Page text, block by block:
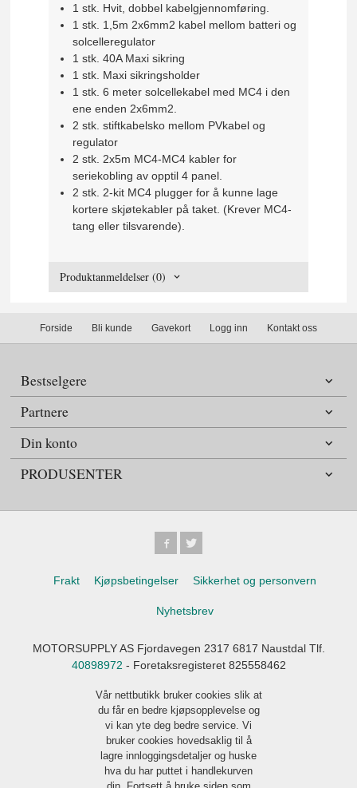
1 stk. Hvit, dobbel kabelgjennomføring.
1 stk. 1,5m 2x6mm2 kabel mellom batteri og
solcelleregulator
1 stk. 40A Maxi sikring
1 stk. Maxi sikringsholder
1 stk. 6 meter solcellekabel med MC4 i den
ene enden 2x6mm2.
2 stk. stiftkabelsko mellom PVkabel og
regulator
2 stk. 2x5m MC4-MC4 kabler for
seriekobling av opptil 4 panel.
2 stk. 2-kit MC4 plugger for å kunne lage
kortere skjøtekabler på taket. (Krever MC4-
tang eller tilsvarende).
Produktanmeldelser (0)
Forside Bli kunde Gavekort Logg inn Kontakt oss
Bestselgere
Partnere
Din konto
PRODUSENTER
Frakt Kjøpsbetingelser Sikkerhet og personvern
Nyhetsbrev
MOTORSUPPLY AS Fjordavegen 2317 6817 Naustdal Tlf.
40898972 - Foretaksregisteret 825558462
Vår nettbutikk bruker cookies slik at
du får en bedre kjøpsopplevelse og
vi kan yte deg bedre service. Vi
bruker cookies hovedsaklig til å
lagre innloggingsdetaljer og huske
hva du har puttet i handlekurven